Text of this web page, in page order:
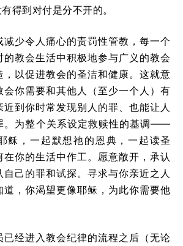
得到对付是分不开的。
减少令人痛心的责罚性管教，每一个
的教会生活中积极地参与广义的教会
以促进教会的圣洁和健康。这就意
会你需要和其他人（至少一个人）有
到你时常发现别人的罪、也能让人
。为整个关系设定救赎性的基调——
稣，一起默想祂的恩典，一起读圣
你的生活中作工。愿意敞开，承认
己的罪和试探。寻求与你亲近之人
道，你渴望更像耶稣，为此你需要他
已经进入教会纪律的流程之后（无论